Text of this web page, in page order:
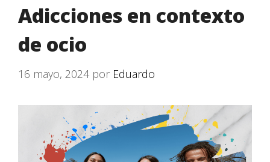
Adicciones en contexto
de ocio
16 mayo, 2024 por Eduardo